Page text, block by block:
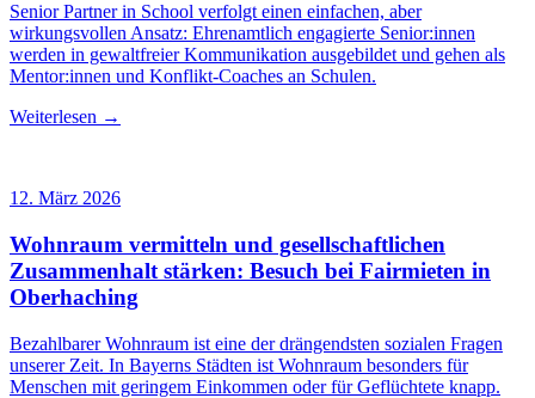
Senior Partner in School verfolgt einen einfachen, aber
wirkungsvollen Ansatz: Ehrenamtlich engagierte Senior:innen
werden in gewaltfreier Kommunikation ausgebildet und gehen als
Mentor:innen und Konflikt-Coaches an Schulen.
Weiterlesen →
12. März 2026
Wohnraum vermitteln und gesellschaftlichen
Zusammenhalt stärken: Besuch bei Fairmieten in
Oberhaching
Bezahlbarer Wohnraum ist eine der drängendsten sozialen Fragen
unserer Zeit. In Bayerns Städten ist Wohnraum besonders für
Menschen mit geringem Einkommen oder für Geflüchtete knapp.